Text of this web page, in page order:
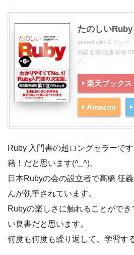
たのしい
posted with ヨメレバ
高橋 征義/後藤 裕蔵
日
楽天ブックス
Amazon
Ruby 入門書の超ロングセラーで
籍！だと思います(^_^)。
日本Rubyの会の設立者で高橋 征
んが執筆されています。
Rubyの楽しさに触れることがで
い良書だと思います。
何度も何度も繰り返して、学習す